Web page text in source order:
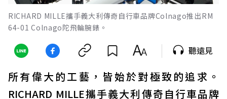
RICHARD MILLE攜手義大利傳奇自行車品牌Colnago推出RM
64-01 Colnago陀飛輪腕錶。
聽遠見
所有偉大的工藝，皆始於對極致的追求。
RICHARD MILLE攜手義大利傳奇自行車品牌